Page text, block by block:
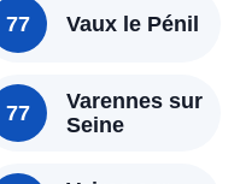
77 Vaux le Pénil
77
Varennes sur
Seine